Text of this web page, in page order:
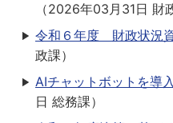
（2026年03月31日 財
令和６年度 財政状況
政課）
AIチャットボットを導
日 総務課）